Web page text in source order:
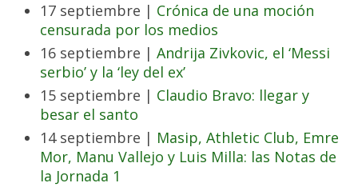
17 septiembre | Crónica de una moción
censurada por los medios
16 septiembre | Andrija Zivkovic, el ‘Messi
serbio’ y la ‘ley del ex’
15 septiembre | Claudio Bravo: llegar y
besar el santo
14 septiembre | Masip, Athletic Club, Emre
Mor, Manu Vallejo y Luis Milla: las Notas de
la Jornada 1